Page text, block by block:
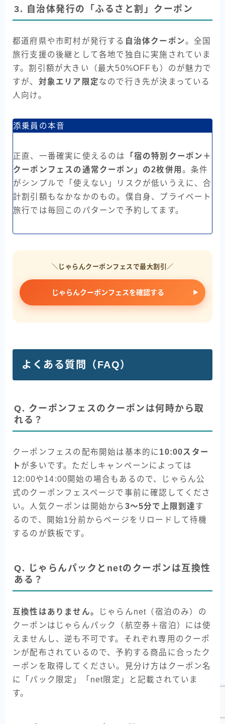
3. 自治体発行の「ふるさと割」クーポン
都道府県や市町村が発行する 自治体クーポン。全国
旅行支援の後継として各地で独自に実施されていま
す。割引額が大きい（最大50%OFFも）のが魅力で
すが、 対象エリア限定なので行き先が決まっている
人向け。
添乗員の本音
正直、一番確実に使えるのは
「宿の特別クーポン＋
クーポンフェスの通常クーポン」の2枚併用。条件
がシンプルで「使えない」リスクが低いうえに、合
計割引額もなかなかのもの。僕自身、プライベート
旅行では毎回このパターンで予約してます。
＼じゃらんクーポンフェスで最大割引／
じゃらんクーポンフェスを確認する
よくある質問（FAQ）
Q. クーポンフェスのクーポンは何時から取
れる？
クーポンフェスの配布開始は基本的に 10:00スター
ト が多いです。ただしキャンペーンによっては
12:00や14:00開始の場合もあるので、じゃらん公
式のクーポンフェスページで事前に確認してくださ
い。人気クーポンは開始から 3〜5分で上限到達す
るので、開始1分前からページをリロードして待機
するのが鉄板です。
Q. じゃらんパックとnetのクーポンは互換性
ある？
互換性はありません。
じゃらんnet（宿泊のみ）の
クーポンはじゃらんパック（航空券＋宿泊）には使
えませんし、逆も不可です。それぞれ専用のクーポ
ンが配布されているので、予約する商品に合ったク
ーポンを取得してください。見分け方はクーポン名
に「パック限定」「net限定」と記載されていま
す。